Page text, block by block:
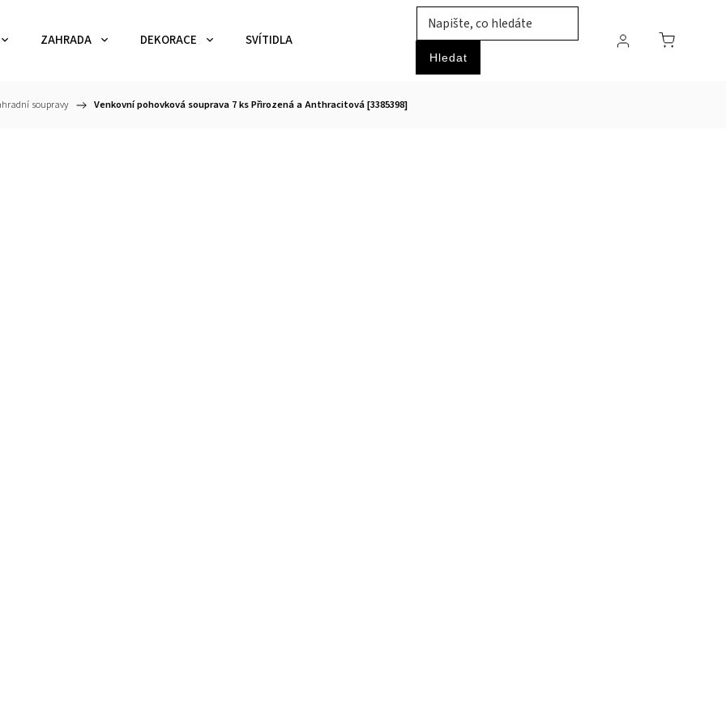
Hledat
ZAHRADA DEKORACE SVÍTIDLA ZVÍŘATA PRŮMYSLOVÉ ZBOŽÍ HOBBY
soupravy / Venkovní pohovková souprava 7 ks Přirozená a Anthracitová [3385398]